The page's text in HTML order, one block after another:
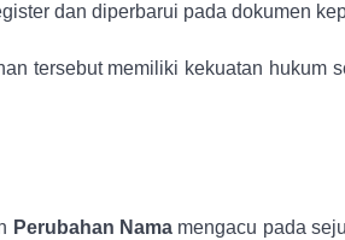
dan diperbarui pada dokumen
tersebut memiliki kekuatan hukum
Perubahan Namamengacu pada